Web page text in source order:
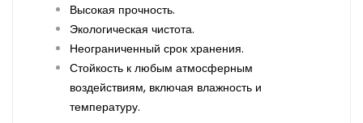
Высокая прочность.
Экологическая чистота.
Неограниченный срок хранения.
Стойкость к любым атмосферным
воздействиям, включая влажность и
температуру.